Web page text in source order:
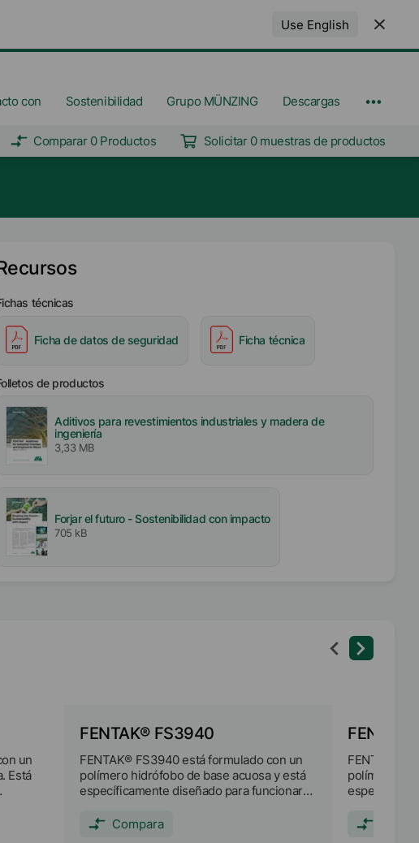
Use English
con Sostenibilidad Grupo MÜNZING Descargas
Comparar 0 Productos Solicitar 0 muestras de productos
técnicas
Ficha de datos de seguridad Ficha técnica
de productos
Aditivos para revestimientos industriales y madera de
ingeniería
3,33 MB
Forjar el futuro - Sostenibilidad con impacto
705 kB
un
Está
FENTAK® FS3940
FENTAK® FS3940 está formulado con un
polímero hidrófobo de base acuosa y está
específicamente diseñado para funcionar
de ingeniería. Es una película opaca que
Compara
FENTAK®
polímero
película